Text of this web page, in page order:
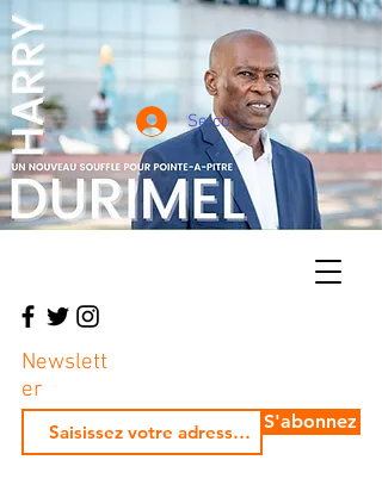
Se connecter
Newslett
er
S'abonnez